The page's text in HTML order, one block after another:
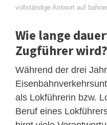
vollständige Antwort auf
Wie lange
Zugführer wird?
Während der drei
als Lokführerin bzw.
Beruf eines